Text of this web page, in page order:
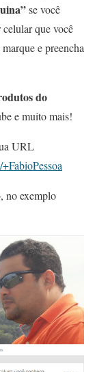
se você
que você
e preencha
do
e muito mais!
URL
no exemplo